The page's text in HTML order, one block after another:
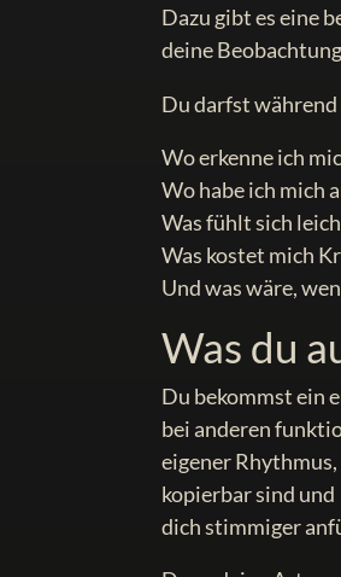
Dazu gibt es eine
deine
Du darfst während
Wo erkenne ich
Wo habe ich mich
Was fühlt sich
Was kostet mich
Und was wäre,
Was du
Du bekommst ein
bei anderen
eigener
kopierbar sind
dich stimmiger